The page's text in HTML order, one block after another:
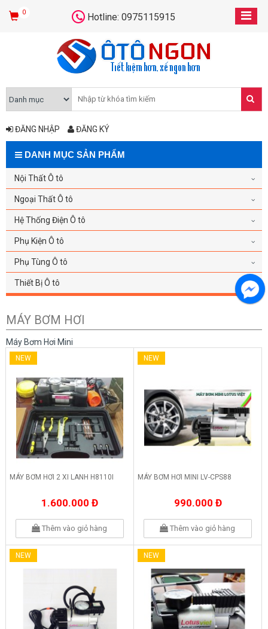
0 Hotline: 0975115915
ĐĂNG NHẬP ĐĂNG KÝ
DANH MỤC SẢN PHẨM
Nội Thất Ô tô
Ngoại Thất Ô tô
Hệ Thống Điện Ô tô
Phụ Kiện Ô tô
Phụ Tùng Ô tô
Thiết Bị Ô tô
MÁY BƠM HƠI
Máy Bơm Hơi Mini
NEW
MÁY BƠM HƠI 2 XI LANH H8110I
1.600.000 Đ
Thêm vào giỏ hàng
NEW
MÁY BƠM HƠI MINI LV-CPS88
990.000 Đ
Thêm vào giỏ hàng
NEW NEW